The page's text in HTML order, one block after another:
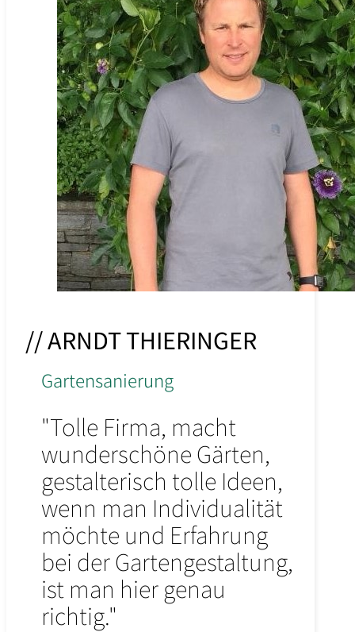
// ARNDT THIERINGER
Gartensanierung
"Tolle Firma, macht
wunderschöne Gärten,
gestalterisch tolle Ideen,
wenn man Individualität
möchte und Erfahrung
bei der Gartengestaltung,
ist man hier genau
richtig."